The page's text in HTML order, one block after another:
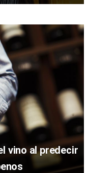
vino al predecir